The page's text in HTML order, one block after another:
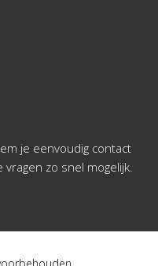
je eenvoudig contact
zo snel mogelijk.